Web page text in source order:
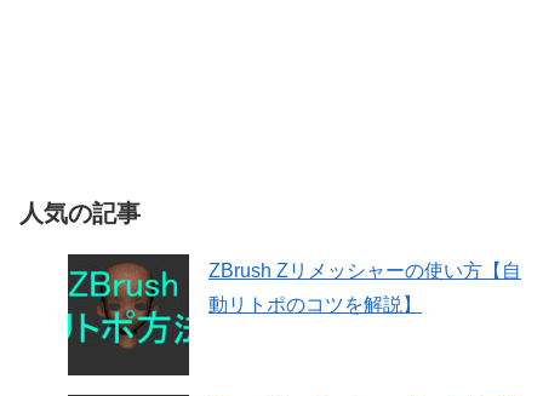
人気の記事
ZBrush Zリメッシャーの使い方【自
動リトポのコツを解説】